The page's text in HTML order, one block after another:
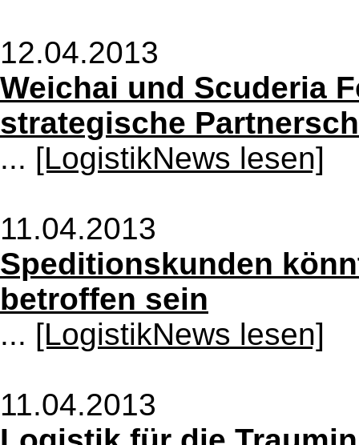
12.04.2013
Weichai und Scuderia
strategische
... [LogistikNews lesen]
11.04.2013
Speditionskunden
betroffen sein
... [LogistikNews lesen]
11.04.2013